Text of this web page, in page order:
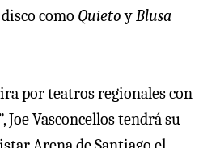
como Quietoy Blusa
por teatros regionales con
Joe Vasconcellos tendrá su